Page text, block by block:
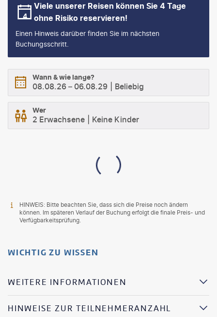
Viele unserer Reisen können Sie 4 Tage
ohne Risiko reservieren!
Einen Hinweis darüber finden Sie im nächsten
Buchungsschritt.
Wann & wie lange?
08.08.26 – 06.08.29 Beliebig
Wer
2 Erwachsene Keine Kinder
HINWEIS: Bitte beachten Sie, dass sich die Preise noch ändern
können. Im späteren Verlauf der Buchung erfolgt die finale Preis- und
Verfügbarkeitsprüfung.
WICHTIG ZU WISSEN
WEITERE INFORMATIONEN
HINWEISE ZUR TEILNEHMERANZAHL